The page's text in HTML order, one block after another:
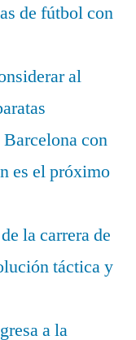
de fútbol con
al
con
es el próximo
la carrera de
táctica y
a la